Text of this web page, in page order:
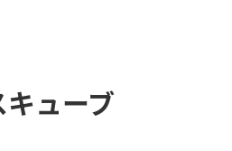
ューブ